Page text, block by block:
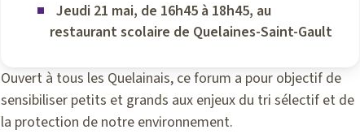
Jeudi 21 mai, de 16h45 à 18h45, au
restaurant scolaire de Quelaines-Saint-Gault
Ouvert à tous les Quelainais, ce forum a pour objectif de
sensibiliser petits et grands aux enjeux du tri sélectif et de
la protection de notre environnement.